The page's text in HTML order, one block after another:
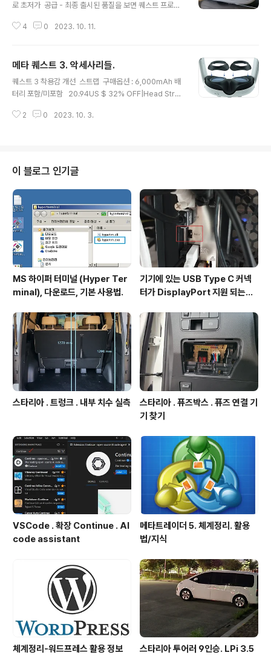
로 초저가 공급 - 최종 출시된 품질을 보면 퀘스트 프로보
(128G Byte) / 89만원 (512GByte) 퀘스트 3 주요 특
로 110도, 세로 96도가로 110도는 현재시점(2023.10.0
8) 최고 품질. 디스플레이 해상도눈 한쪽당 2064 x 220
8퀘스트 프로보다 더 좋음. 디스플레이 주사율 90Hz , 12
카메라. 비교 : 퀘스트 프로는 듀얼 흑백기반으로 촬영된 것
4 0 2023. 10. 11.
메타 퀘스트 3. 악세사리들.
퀘스트 3 착용감 개선 스트랩 구매옵션 : 6,000mAh 배
터리 포함/미포함 20.94US $ 32% OFF|Head Strap
,Adjustable and ComfortablElite Strap Enhanced
st 3 Adjustable VR Head Strap Accessories Rec
hargeable Face Pressure Free Head Strap 600
0mASmarter Sh..
2 0 2023. 10. 3.
이 블로그 인기글
MS 하이퍼 터미널 (Hyper Ter
minal), 다운로드, 기본 사용법.
기기에 있는 USB Type C 커넥
터가 DisplayPort 지원 되는지
스타리아 . 트렁크 . 내부 치수 실측
스타리아 . 퓨즈박스 . 퓨즈 연결 기
기 찾기
VSCode . 확장 Continue . AI
code assistant
메타트레이더 5. 체계정리. 활용
법/지식
체계정리-워드프레스 활용 정보 스타리아 투어러 9인승. LPi 3.5